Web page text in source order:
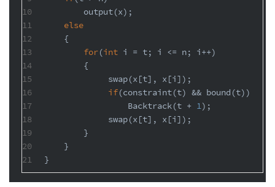
10
11
12
13
14
15
16
17
18
19
20
21
        output(x);
else
    {
for(int i = t; i <= n; i++)
        {
             swap(x[t], x[i]);
if(constraint(t) && bound(t))
                 Backtrack(t +
1);
             swap(x[t], x[i]);
        }
    }
}